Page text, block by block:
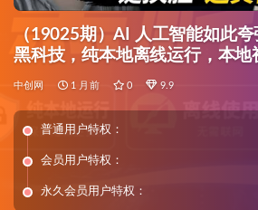
（19025期）AI 人工智能如此
黑科技，纯本地离线运行，本地
具， AI FaceSwap
中创网 1 月前 0 9.9
普通用户特权：
会员用户特权：
永久会员用户特权：